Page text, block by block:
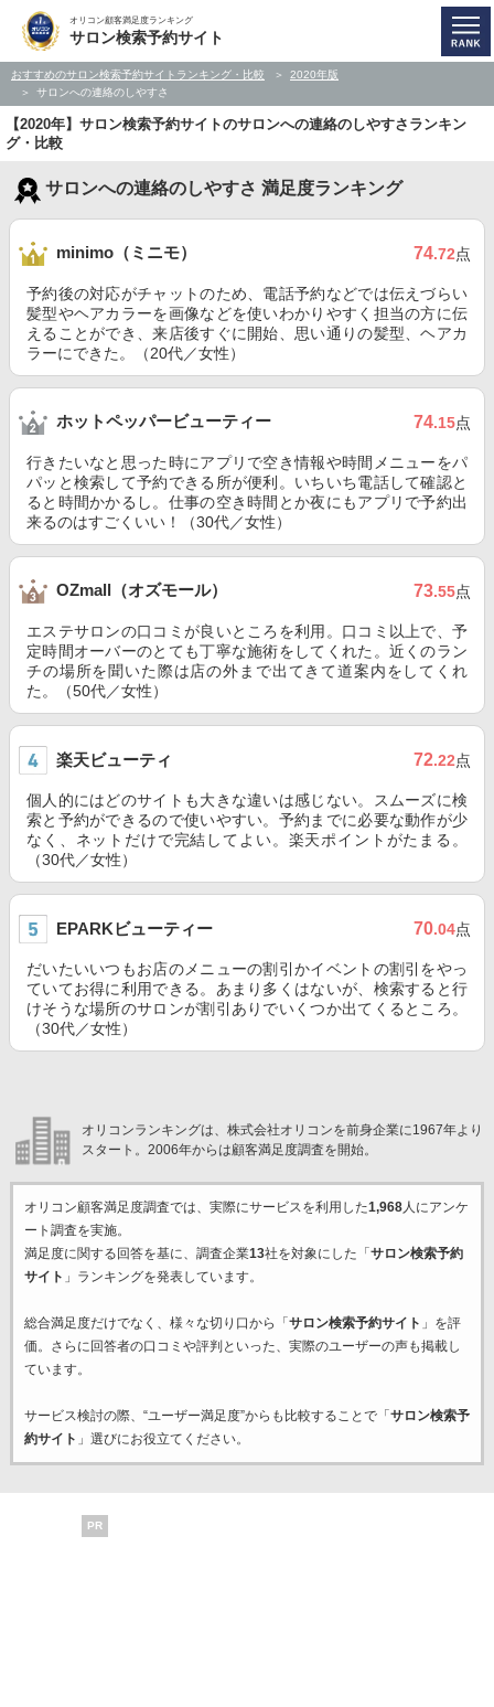
オリコン顧客満足度ランキング
サロン検索予約サイト
おすすめのサロン検索予約サイトランキング・比較
2020年版
サロンへの連絡のしやすさ
【2020年】サロン検索予約サイトのサロンへの連絡のしやすさランキン
グ・比較
サロンへの連絡のしやすさ 満足度ランキング
minimo（ミニモ） 74.72点
予約後の対応がチャットのため、電話予約などでは伝えづらい
髪型やヘアカラーを画像などを使いわかりやすく担当の方に伝
えることができ、来店後すぐに開始、思い通りの髪型、ヘアカ
ラーにできた。（20代／女性）
ホットペッパービューティー 74.15点
行きたいなと思った時にアプリで空き情報や時間メニューをパ
パッと検索して予約できる所が便利。いちいち電話して確認と
ると時間かかるし。仕事の空き時間とか夜にもアプリで予約出
来るのはすごくいい！（30代／女性）
OZmall（オズモール） 73.55点
エステサロンの口コミが良いところを利用。口コミ以上で、予
定時間オーバーのとても丁寧な施術をしてくれた。近くのラン
チの場所を聞いた際は店の外まで出てきて道案内をしてくれ
た。（50代／女性）
楽天ビューティ 72.22点
個人的にはどのサイトも大きな違いは感じない。スムーズに検
索と予約ができるので使いやすい。予約までに必要な動作が少
なく、ネットだけで完結してよい。楽天ポイントがたまる。
（30代／女性）
EPARKビューティー 70.04点
だいたいいつもお店のメニューの割引かイベントの割引をやっ
ていてお得に利用できる。あまり多くはないが、検索すると行
けそうな場所のサロンが割引ありでいくつか出てくるところ。
（30代／女性）
オリコンランキングは、株式会社オリコンを前身企業に1967年より
スタート。2006年からは顧客満足度調査を開始。
オリコン顧客満足度調査では、実際にサービスを利用した1,968人にアンケ
ート調査を実施。
満足度に関する回答を基に、調査企業13社を対象にした「 サロン検索予約
サイト 」ランキングを発表しています。
総合満足度だけでなく、様々な切り口から「 サロン検索予約サイト 」を評
価。さらに回答者の口コミや評判といった、実際のユーザーの声も掲載し
ています。
サービス検討の際、“ユーザー満足度”からも比較することで「 サロン検索予
約サイト 」選びにお役立てください。
PR